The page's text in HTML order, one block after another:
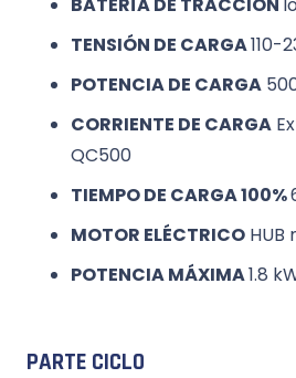
TENSIÓN DE CARGA110-
POTENCIA DE CARGA
CORRIENTE DE CARGA
QC500
TIEMPO DE CARGA 100%
MOTOR ELÉCTRICO HUB
POTENCIA MÁXIMA1.8
PARTE CICLO